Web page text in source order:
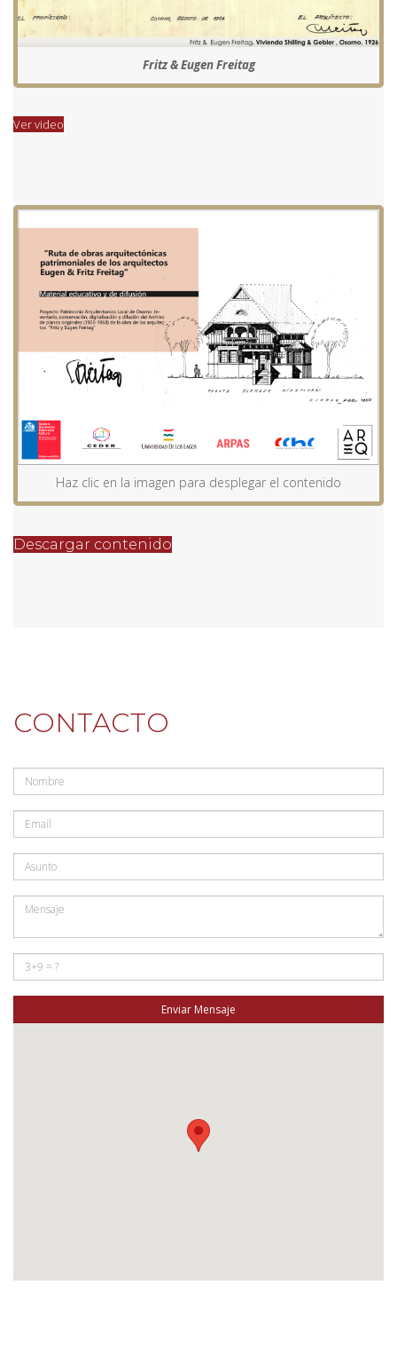
Fritz & Eugen Freitag
Ver video
Haz clic en la imagen para desplegar el contenido
Descargar contenido
CONTACTO